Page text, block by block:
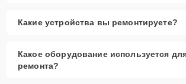
Какие устройства вы ремонтируете?
Какое оборудование используется
ремонта?